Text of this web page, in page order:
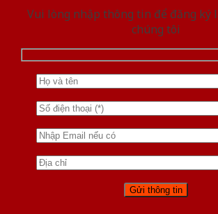
Vui lòng nhập thông tin để đăng ký
chúng tôi